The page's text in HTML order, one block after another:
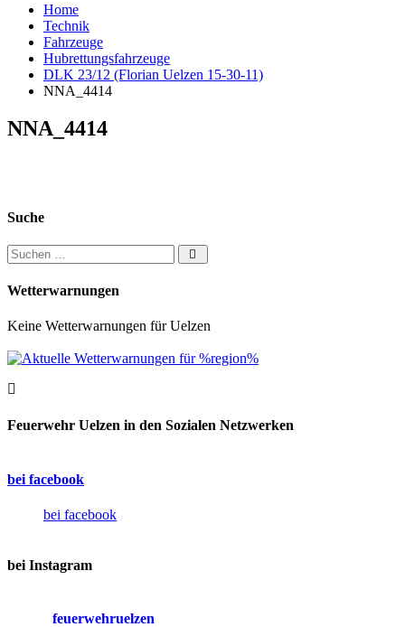
Home
Technik
Fahrzeuge
Hubrettungsfahrzeuge
DLK 23/12 (Florian Uelzen 15-30-11)
NNA_4414
NNA_4414
Suche
Suchen nach:
Wetterwarnungen
Keine Wetterwarnungen für Uelzen
Feuerwehr Uelzen in den Sozialen Netzwerken
bei facebook
bei facebook
bei Instagram
feuerwehruelzen